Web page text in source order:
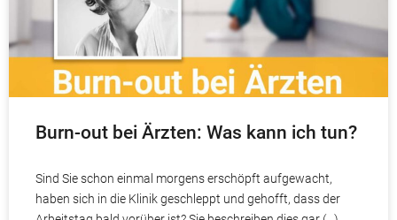
Burn-out bei Ärzten: Was kann ich tun?
Sind Sie schon einmal morgens erschöpft aufgewacht,
haben sich in die Klinik geschleppt und gehofft, dass der